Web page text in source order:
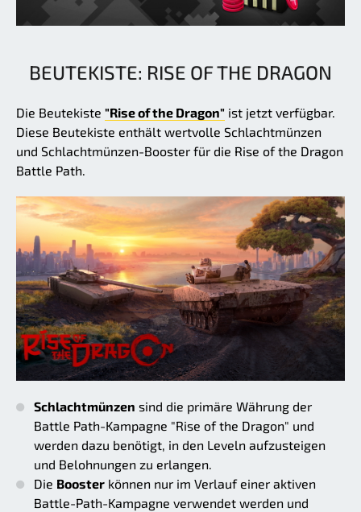
BEUTEKISTE: RISE OF THE DRAGON
Die Beutekiste "Rise of the Dragon" ist jetzt verfügbar.
Diese Beutekiste enthält wertvolle Schlachtmünzen
und Schlachtmünzen-Booster für die Rise of the Dragon
Battle Path.
Schlachtmünzen sind die primäre Währung der
Battle Path-Kampagne "Rise of the Dragon" und
werden dazu benötigt, in den Leveln aufzusteigen
und Belohnungen zu erlangen.
Die Booster können nur im Verlauf einer aktiven
Battle-Path-Kampagne verwendet werden und